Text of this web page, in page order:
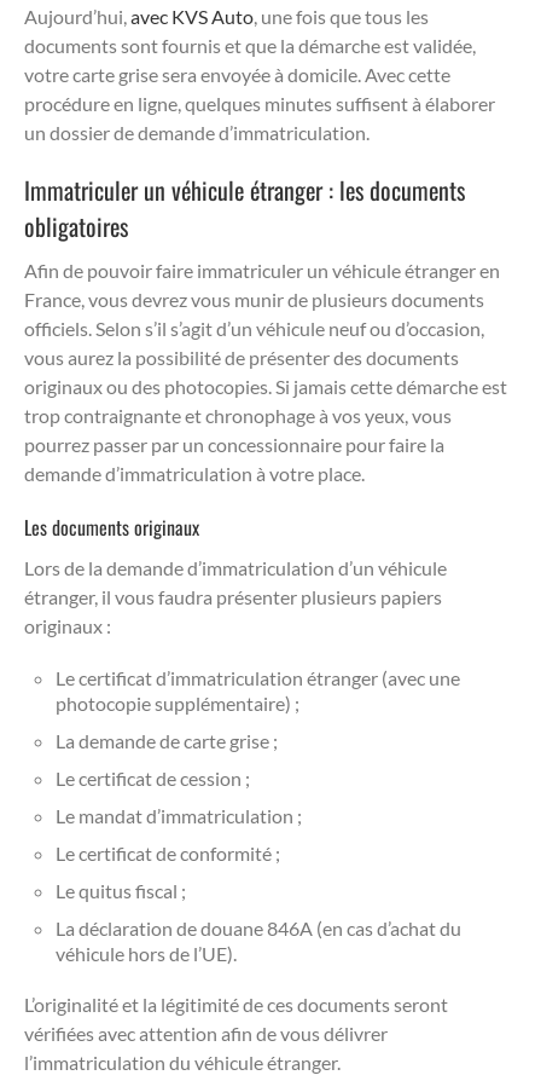
Aujourd’hui,avec KVS Auto, une fois que tous les
documents sont fournis et que la démarche est validée,
votre carte grise sera envoyée à domicile. Avec cette
procédure en ligne, quelques minutes suffisent à élaborer
un dossier de demande d’immatriculation.
Immatriculer un véhicule étranger : les documents
obligatoires
Afin de pouvoir faire immatriculer un véhicule étranger en
France, vous devrez vous munir de plusieurs documents
officiels. Selon s’il s’agit d’un véhicule neuf ou d’occasion,
vous aurez la possibilité de présenter des documents
originaux ou des photocopies. Si jamais cette démarche est
trop contraignante et chronophage à vos yeux, vous
pourrez passer par un concessionnaire pour faire la
demande d’immatriculation à votre place.
Les documents originaux
Lors de la demande d’immatriculation d’un véhicule
étranger, il vous faudra présenter plusieurs papiers
originaux :
Le certificat d’immatriculation étranger (avec une
photocopie supplémentaire) ;
La demande de carte grise ;
Le certificat de cession ;
Le mandat d’immatriculation ;
Le certificat de conformité ;
Le quitus fiscal ;
La déclaration de douane 846A (en cas d’achat du
véhicule hors de l’UE).
L’originalité et la légitimité de ces documents seront
vérifiées avec attention afin de vous délivrer
l’immatriculation du véhicule étranger.